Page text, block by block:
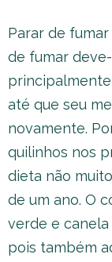
Parar de
de fumar
até que seu
novamente.
quilinhos nos
dieta não
de um ano. O
verde e
pois também